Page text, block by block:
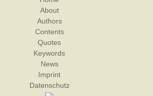
About
Authors
Contents
Quotes
Keywords
News
Imprint
Datenschutz